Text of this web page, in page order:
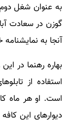
به عنوان شغل
گوزن در سعادت
آنجا به
بهاره رهنما در
استفاده از
است. او هر ماه
دیوارهای این